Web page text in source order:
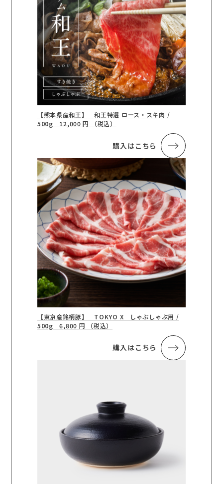
【熊本県産和王】 和王特選 ロース・スキ肉 /
500g 12,000 円 （税込）
購入はこちら
【東京産銘柄豚】 TOKYO X しゃぶしゃぶ用 /
500g 6,800 円 （税込）
購入はこちら